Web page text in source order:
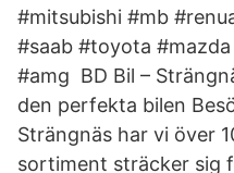
#mitsubishi #mb
#saab #toyota
#amg BD Bil –
den perfekta bilen
Strängnäs har vi över
sortiment sträcker sig